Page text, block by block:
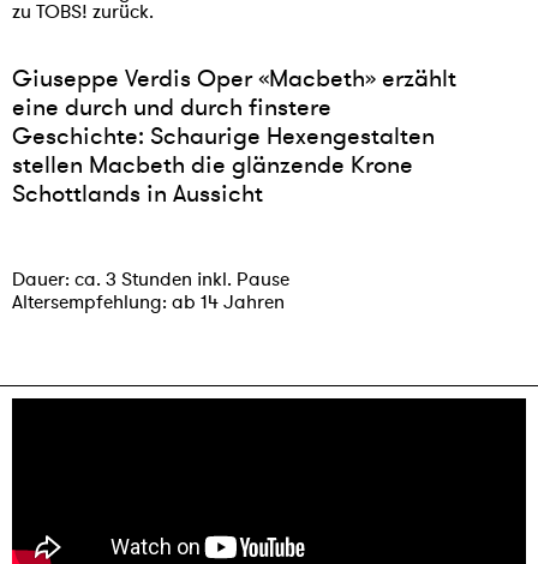
Giuseppe Verdis Oper «Macbeth» erzählt
eine durch und durch finstere
Geschichte: Schaurige Hexengestalten
stellen Macbeth die glänzende Krone
Schottlands in Aussicht
Dauer: ca. 3 Stunden inkl. Pause
Altersempfehlung: ab 14 Jahren
zu TOBS! zurück.